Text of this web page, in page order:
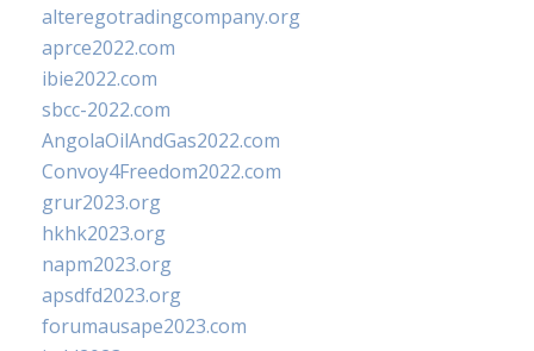
alteregotradingcompany.org
aprce2022.com
ibie2022.com
sbcc-2022.com
AngolaOilAndGas2022.com
Convoy4Freedom2022.com
grur2023.org
hkhk2023.org
napm2023.org
apsdfd2023.org
forumausape2023.com